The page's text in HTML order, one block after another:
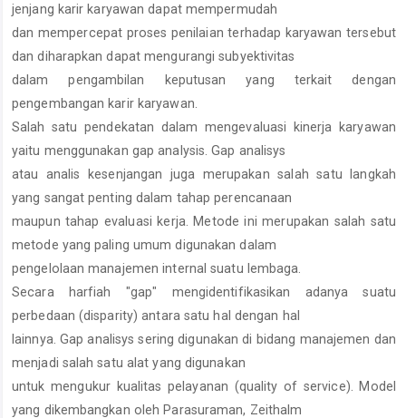
jenjang karir karyawan dapat mempermudah
dan mempercepat proses penilaian terhadap karyawan tersebut
dan diharapkan dapat mengurangi subyektivitas
dalam pengambilan keputusan yang terkait dengan
pengembangan karir karyawan.
Salah satu pendekatan dalam mengevaluasi kinerja karyawan
yaitu menggunakan gap analysis. Gap analisys
atau analis kesenjangan juga merupakan salah satu langkah
yang sangat penting dalam tahap perencanaan
maupun tahap evaluasi kerja. Metode ini merupakan salah satu
metode yang paling umum digunakan dalam
pengelolaan manajemen internal suatu lembaga.
Secara harfiah "gap" mengidentifikasikan adanya suatu
perbedaan (disparity) antara satu hal dengan hal
lainnya. Gap analisys sering digunakan di bidang manajemen dan
menjadi salah satu alat yang digunakan
untuk mengukur kualitas pelayanan (quality of service). Model
yang dikembangkan oleh Parasuraman, Zeithalm